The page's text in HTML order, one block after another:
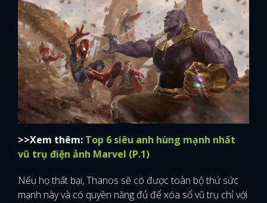
>>Xem thêm: Top 6 siêu anh hùng mạnh nhất
vũ trụ điện ảnh Marvel (P.1)
Nếu họ thất bại, Thanos sẽ có được toàn bộ thứ sức
mạnh này và có quyền năng đủ để xóa sổ vũ trụ chỉ với